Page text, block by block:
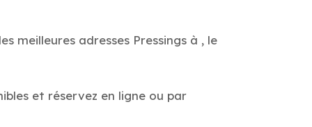
meilleures adresses Pressings à , le
et réservez en ligne ou par